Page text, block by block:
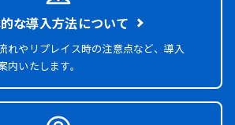
な導入方法について
れやリプレイス時の注意点など、導入
内いたします。